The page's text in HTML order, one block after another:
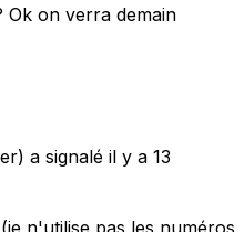
Ok on verra demain
a signalé il y a 13
n'utilise pas les numéros